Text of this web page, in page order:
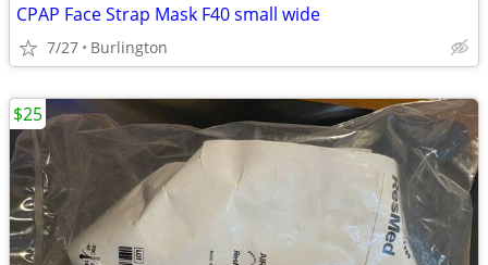
CPAP Face Strap Mask F40 small wide
7/27 Burlington
$25